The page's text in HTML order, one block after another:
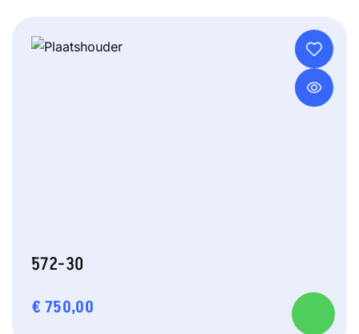
572-30
€ 750,00